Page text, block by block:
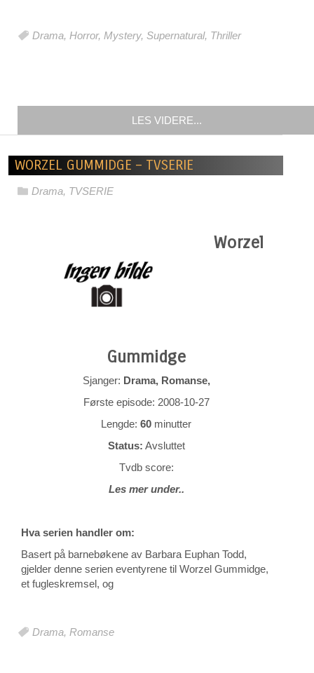
Drama, Horror, Mystery, Supernatural, Thriller
LES VIDERE...
WORZEL GUMMIDGE – TVSERIE
Drama, TVSERIE
Worzel
Gummidge
Sjanger: Drama, Romanse,
Første episode: 2008-10-27
Lengde:60 minutter
Status: Avsluttet
Tvdb score:
Les mer under..
Hva serien handler om:
Basert på barnebøkene av Barbara Euphan Todd,
gjelder denne serien eventyrene til Worzel Gummidge,
et fugleskremsel, og
Drama, Romanse